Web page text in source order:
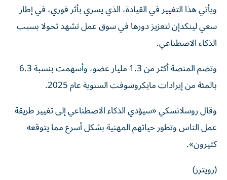
ويأتي هذا ​التغيير في القيادة، الذي ‌يسري بأثر فوري، في إطار
سعي لينكدإن لتعزيز ⁠دورها في سوق عمل تشهد تحولا بسبب
الذكاء الاصطناعي.
​وتضم ‌المنصة أكثر من ‌1.3 مليار عضو، وأسهمت بنسبة 6.3
بالمئة من إيرادات ‌مايكروسوفت السنوية ‌عام 2025.
وقال ⁠روسلانسكي «سيؤدي الذكاء الاصطناعي ‌إلى تغيير طريقة
عمل الناس وتطور حياتهم المهنية ⁠بشكل أسرع ​مما يتوقعه
كثيرون».
(رويترز)